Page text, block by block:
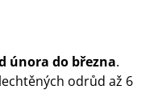
února do března.
odrůd až 6